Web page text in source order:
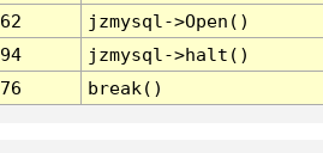
62
jzmysql->Open()
94
jzmysql->halt()
76 break()